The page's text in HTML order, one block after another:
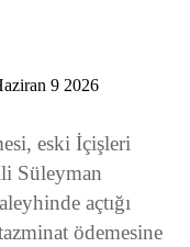
9 2026
eski İçişleri
Süleyman
açtığı
ödemesine